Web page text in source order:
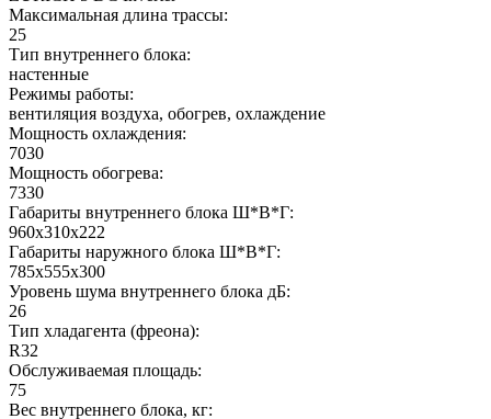
Максимальная длина трассы:
25
Тип внутреннего блока:
настенные
Режимы работы:
вентиляция воздуха, обогрев, охлаждение
Мощность охлаждения:
7030
Мощность обогрева:
7330
Габариты внутреннего блока Ш*В*Г:
960х310х222
Габариты наружного блока Ш*В*Г:
785х555х300
Уровень шума внутреннего блока дБ:
26
Тип хладагента (фреона):
R32
Обслуживаемая площадь:
75
Вес внутреннего блока, кг: